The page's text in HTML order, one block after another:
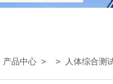
产品中心 > > 人体综合测